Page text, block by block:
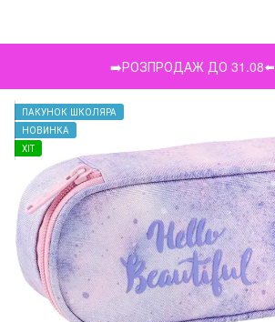
➡️РОЗПРОДАЖ ДО 31.08⬅️
ПАКУНОК ШКОЛЯРА
НОВИНКА
ХІТ